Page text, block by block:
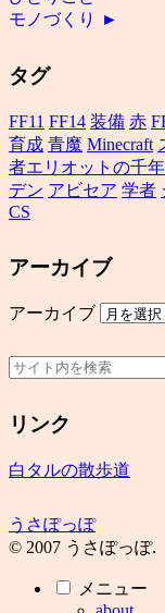
モノづくり
►
タグ
FF11 FF14 装備 赤
育成 青魔 Minecraft
者エリオットの千
デン アビセア 学者
CS
アーカイブ
アーカイブ
リンク
白タルの散歩道
うさぽっぽ
© 2007 うさぽっぽ.
メニュー